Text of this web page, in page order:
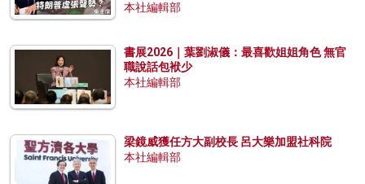
本社編輯部
書展2026｜葉劉淑儀：最喜歡姐姐角色 無官
職說話包袱少
本社編輯部
梁鏡威獲任方大副校長 呂大樂加盟社科院
本社編輯部